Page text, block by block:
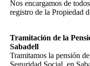
Nos encargamos de
registro de la Propiedad
Tramitación de la
Sabadell
Tramitamos la pensión
Seguridad Social en